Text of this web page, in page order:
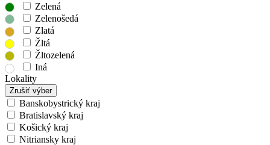
Zelená
Zelenošedá
Zlatá
Žltá
Žltozelená
Iná
Lokality
Zrušiť výber
Banskobystrický kraj
Bratislavský kraj
Košický kraj
Nitriansky kraj